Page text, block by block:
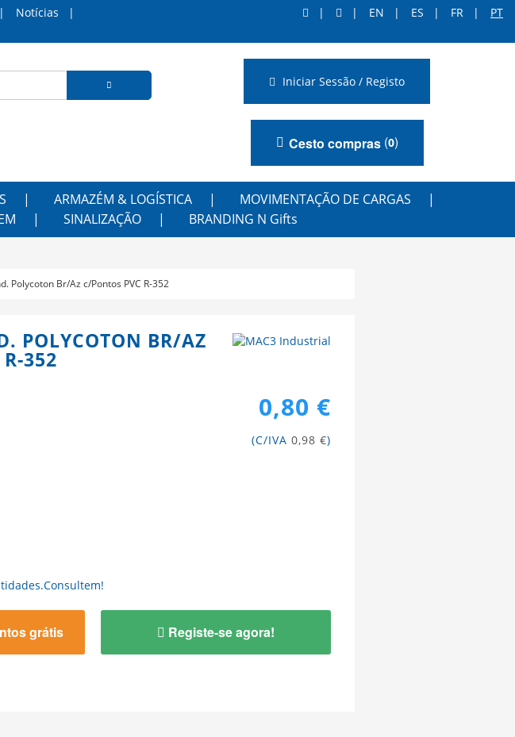
Notícias
EN ES FR PT
Iniciar Sessão / Registo
Cesto compras(0)
ARMAZÉM & LOGÍSTICA
MOVIMENTAÇÃO DE CARGAS
SINALIZAÇÃO BRANDING N Gifts
Polycoton Br/Az c/Pontos PVC R-352
POLYCOTON BR/AZ
352
0,80 €
(C/IVA 0,98 €)
grátis Registe-se agora!